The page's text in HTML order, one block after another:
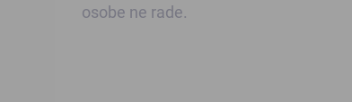
osobe ne rade.